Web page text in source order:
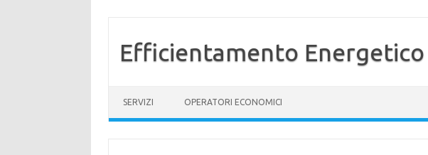
Efficientamento
SERVIZI OPERATORI ECONOMICI